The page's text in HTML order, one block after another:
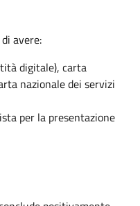
avere:
digitale), carta
nazionale dei servizi
per la presentazione